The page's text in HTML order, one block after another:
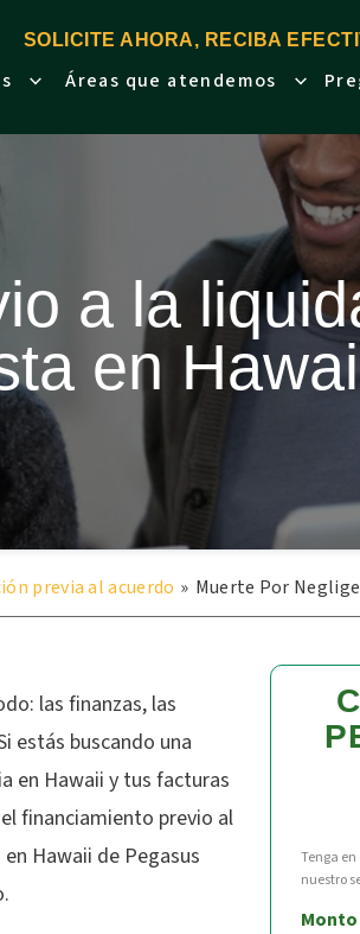
SOLICITE AHORA, RECIBA
Áreas que atendemos
a la
en
previa al acuerdo » Muerte Por
las finanzas, las
estás buscando una
en Hawaii y tus facturas
financiamiento previo al
Hawaii de Pegasus
Tenga
nuestro